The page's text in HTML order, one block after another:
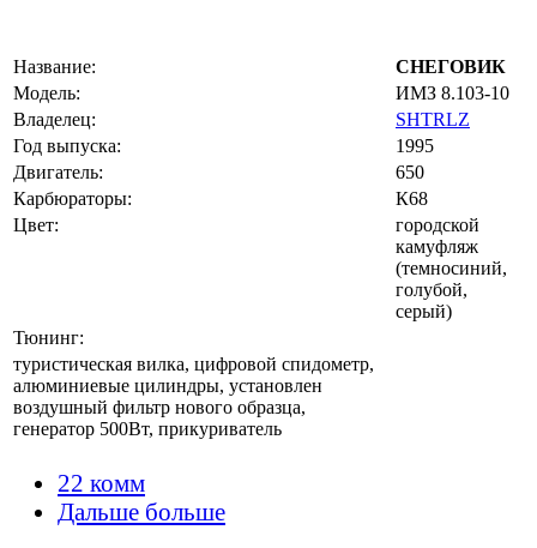
Название:
СНЕГОВИК
Модель:
ИМЗ 8.103-10
Владелец:
SHTRLZ
Год выпуска:
1995
Двигатель:
650
Карбюраторы:
К68
Цвет:
городской
камуфляж
(темносиний,
голубой,
серый)
Тюнинг:
туристическая вилка, цифровой спидометр,
алюминиевые цилиндры, установлен
воздушный фильтр нового образца,
генератор 500Вт, прикуриватель
22 комм
Дальше больше